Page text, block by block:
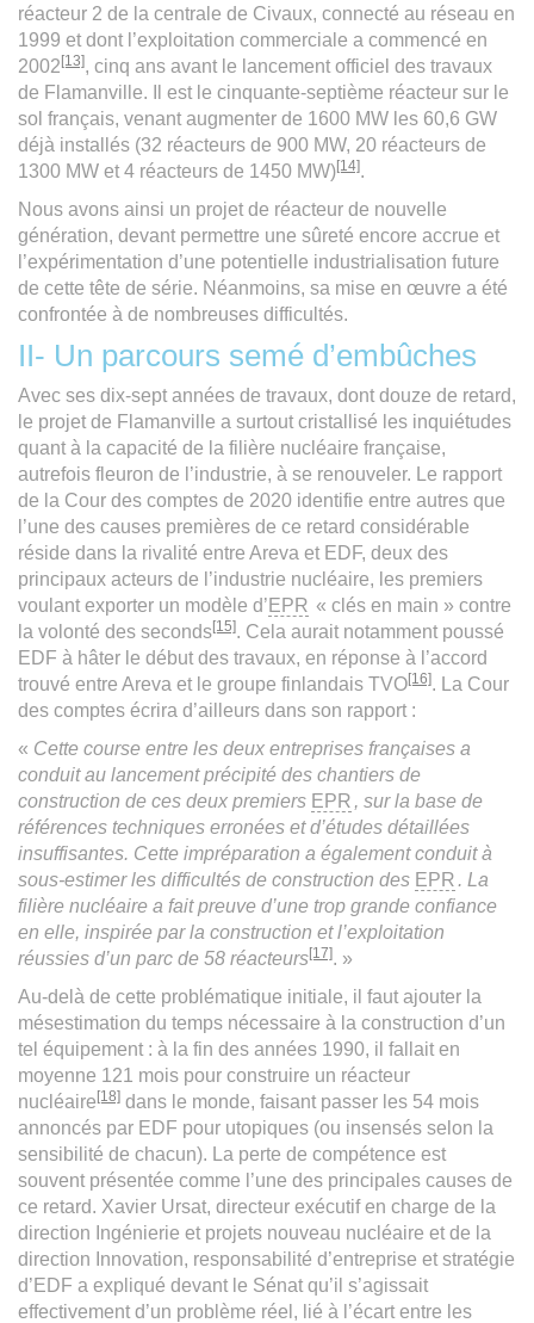
réacteur 2 de la centrale de Civaux, connecté au réseau en
1999 et dont l’exploitation commerciale a commencé en
2002[13], cinq ans avant le lancement officiel des travaux
de Flamanville. Il est le cinquante-septième réacteur sur le
sol français, venant augmenter de 1600 MW les 60,6 GW
déjà installés (32 réacteurs de 900 MW, 20 réacteurs de
1300 MW et 4 réacteurs de 1450 MW)[14].
Nous avons ainsi un projet de réacteur de nouvelle
génération, devant permettre une sûreté encore accrue et
l’expérimentation d’une potentielle industrialisation future
de cette tête de série. Néanmoins, sa mise en œuvre a été
confrontée à de nombreuses difficultés.
II- Un parcours semé d’embûches
Avec ses dix-sept années de travaux, dont douze de retard,
le projet de Flamanville a surtout cristallisé les inquiétudes
quant à la capacité de la filière nucléaire française,
autrefois fleuron de l’industrie, à se renouveler. Le rapport
de la Cour des comptes de 2020 identifie entre autres que
l’une des causes premières de ce retard considérable
réside dans la rivalité entre Areva et EDF, deux des
principaux acteurs de l’industrie nucléaire, les premiers
voulant exporter un modèle d’ EPR « clés en main » contre
la volonté des seconds[15]. Cela aurait notamment poussé
EDF à hâter le début des travaux, en réponse à l’accord
trouvé entre Areva et le groupe finlandais TVO[16]. La Cour
des comptes écrira d’ailleurs dans son rapport :
« Cette course entre les deux entreprises françaises a
conduit au lancement précipité des chantiers de
construction de ces deux premiers EPR , sur la base de
références techniques erronées et d’études détaillées
insuffisantes. Cette impréparation a également conduit à
sous-estimer les difficultés de construction des EPR . La
filière nucléaire a fait preuve d’une trop grande confiance
en elle, inspirée par la construction et l’exploitation
réussies d’un parc de 58 réacteurs[17]. »
Au-delà de cette problématique initiale, il faut ajouter la
mésestimation du temps nécessaire à la construction d’un
tel équipement : à la fin des années 1990, il fallait en
moyenne 121 mois pour construire un réacteur
nucléaire[18] dans le monde, faisant passer les 54 mois
annoncés par EDF pour utopiques (ou insensés selon la
sensibilité de chacun). La perte de compétence est
souvent présentée comme l’une des principales causes de
ce retard. Xavier Ursat, directeur exécutif en charge de la
direction Ingénierie et projets nouveau nucléaire et de la
direction Innovation, responsabilité d’entreprise et stratégie
d’EDF a expliqué devant le Sénat qu’il s’agissait
effectivement d’un problème réel, lié à l’écart entre les